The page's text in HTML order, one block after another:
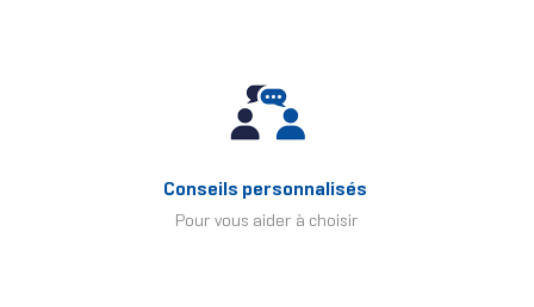
Conseils personnalisés
Pour vous aider à choisir